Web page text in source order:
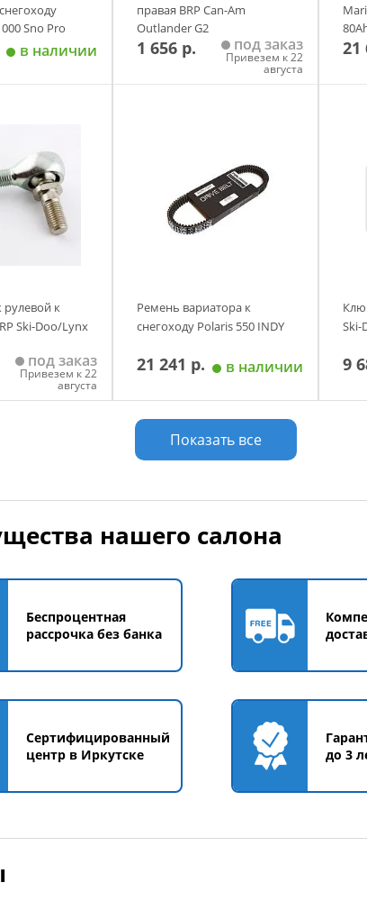
Sno Pro
в наличии
правая BRP Can-Am
Outlander G2
1 656 р. под заказ
Привезем к 22
августа
21
к
Ski-Doo/Lynx
под заказ
Привезем к 22
августа
Ремень вариатора к
снегоходу Polaris 550 INDY
21 241 р. в наличии
Добавить в корзину
Ski-
9
Показать все
нашего салона
Беспроцентная
рассрочка без банка
Сертифицированный
центр в Иркутске
до 3